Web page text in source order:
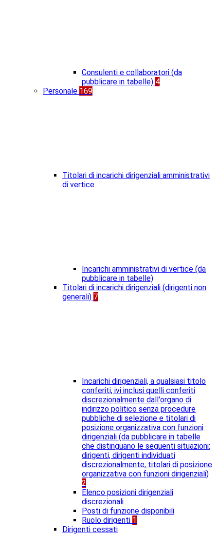
Consulenti e collaboratori (da
pubblicare in tabelle) 4
Personale 169
Titolari di incarichi dirigenziali amministrativi
di vertice
Incarichi amministrativi di vertice (da
pubblicare in tabelle)
Titolari di incarichi dirigenziali (dirigenti non
generali) 7
Incarichi dirigenziali, a qualsiasi titolo
conferiti, ivi inclusi quelli conferiti
discrezionalmente dall'organo di
indirizzo politico senza procedure
pubbliche di selezione e titolari di
posizione organizzativa con funzioni
dirigenziali (da pubblicare in tabelle
che distinguano le seguenti situazioni:
dirigenti, dirigenti individuati
discrezionalmente, titolari di posizione
organizzativa con funzioni dirigenziali)
2
Elenco posizioni dirigenziali
discrezionali
Posti di funzione disponibili
Ruolo dirigenti 1
Dirigenti cessati